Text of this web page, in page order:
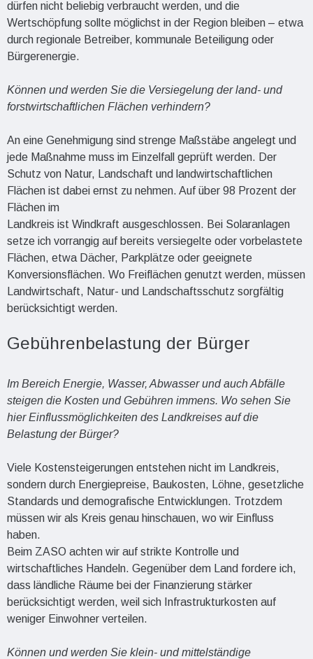
dürfen nicht beliebig verbraucht werden, und die
Wertschöpfung sollte möglichst in der Region bleiben – etwa
durch regionale Betreiber, kommunale Beteiligung oder
Bürgerenergie.
Können und werden Sie die Versiegelung der land- und
forstwirtschaftlichen Flächen verhindern?
An eine Genehmigung sind strenge Maßstäbe angelegt und
jede Maßnahme muss im Einzelfall geprüft werden. Der
Schutz von Natur, Landschaft und landwirtschaftlichen
Flächen ist dabei ernst zu nehmen. Auf über 98 Prozent der
Flächen im
Landkreis ist Windkraft ausgeschlossen. Bei Solaranlagen
setze ich vorrangig auf bereits versiegelte oder vorbelastete
Flächen, etwa Dächer, Parkplätze oder geeignete
Konversionsflächen. Wo Freiflächen genutzt werden, müssen
Landwirtschaft, Natur- und Landschaftsschutz sorgfältig
berücksichtigt werden.
Gebührenbelastung der Bürger
Im Bereich Energie, Wasser, Abwasser und auch Abfälle
steigen die Kosten und Gebühren immens. Wo sehen Sie
hier Einflussmöglichkeiten des Landkreises auf die
Belastung der Bürger?
Viele Kostensteigerungen entstehen nicht im Landkreis,
sondern durch Energiepreise, Baukosten, Löhne, gesetzliche
Standards und demografische Entwicklungen. Trotzdem
müssen wir als Kreis genau hinschauen, wo wir Einfluss
haben.
Beim ZASO achten wir auf strikte Kontrolle und
wirtschaftliches Handeln. Gegenüber dem Land fordere ich,
dass ländliche Räume bei der Finanzierung stärker
berücksichtigt werden, weil sich Infrastrukturkosten auf
weniger Einwohner verteilen.
Können und werden Sie klein- und mittelständige